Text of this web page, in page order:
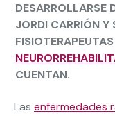
DESARROLLARSE
JORDI CARRIÓNY
CUENTAN.
Las enfermedades